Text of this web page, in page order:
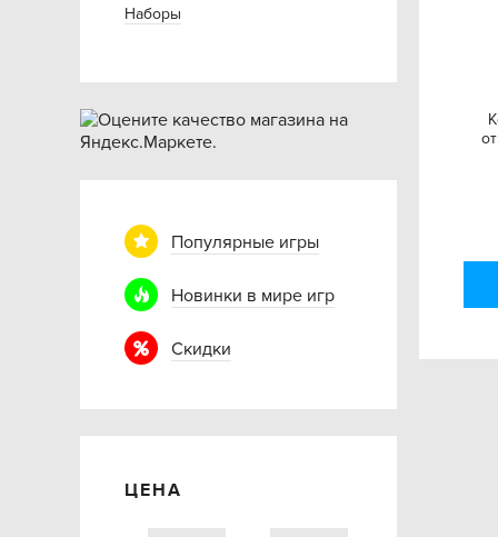
Наборы
Популярные игры
Новинки в мире игр
Скидки
ЦЕНА